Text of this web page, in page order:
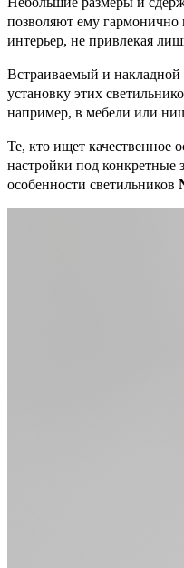
позволяют ему гармонично
интерьер, не привлекая
Встраиваемый и
установку этих
например, в мебели или
Те, кто ищет качественное
настройки под конкретные
особенности светильников